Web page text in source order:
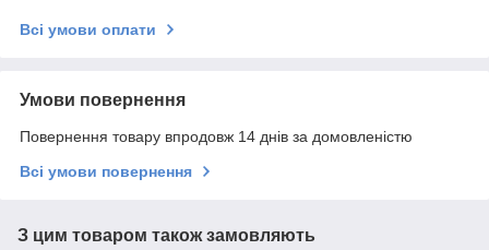
Всі умови оплати
Умови повернення
Повернення товару впродовж 14 днів за домовленістю
Всі умови повернення
З цим товаром також замовляють